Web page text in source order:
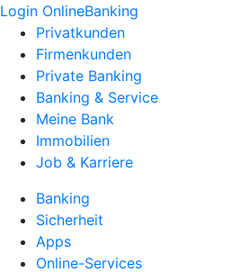
Login OnlineBanking
Privatkunden
Firmenkunden
Private Banking
Banking & Service
Meine Bank
Immobilien
Job & Karriere
Banking
Sicherheit
Apps
Online-Services